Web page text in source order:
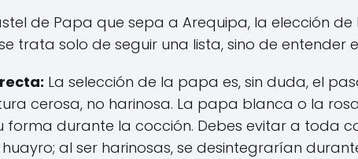
de Papa que sepa a Arequipa, la elección de
trata solo de seguir una lista, sino de entender
La selección de la papa es, sin duda, el
cerosa, no harinosa. La papa blanca o la
forma durante la cocción. Debes evitar a toda
al ser harinosas, se desintegrarían